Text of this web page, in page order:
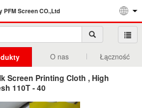
PFM Screen CO.,Ltd
O nas Łączność
Screen Printing Cloth , High
110T - 40